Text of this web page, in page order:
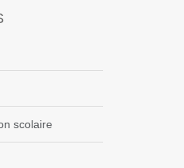
scolaire